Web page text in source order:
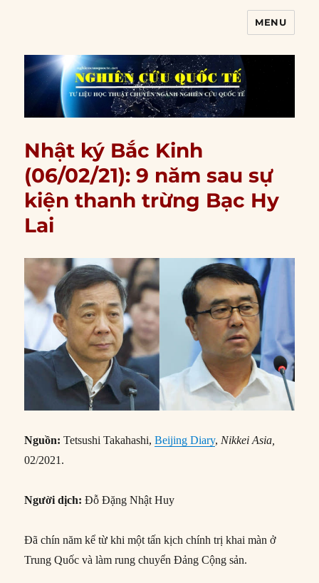
MENU
Nhật ký Bắc Kinh
(06/02/21): 9 năm sau sự
kiện thanh trừng Bạc Hy
Lai
Nguồn:Tetsushi Takahashi,Beijing Diary, Nikkei Asia,
02/2021.
Người dịch:Đỗ Đặng Nhật Huy
Đã chín năm kể từ khi một tấn kịch chính trị khai màn ở
Trung Quốc và làm rung chuyển Đảng Cộng sản.